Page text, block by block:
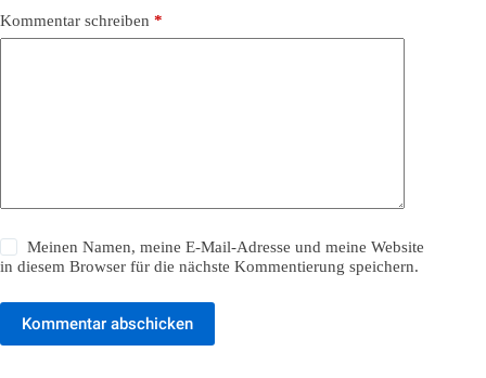
Kommentar schreiben *
Meinen Namen, meine E-Mail-Adresse und meine Website
in diesem Browser für die nächste Kommentierung speichern.
Kommentar abschicken